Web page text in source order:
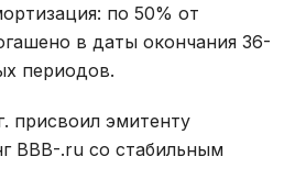
по 50% от
в даты окончания 36-
периодов.
присвоил эмитенту
BBB-.ru со стабильным